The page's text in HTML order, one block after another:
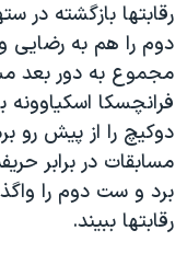
قانون شفافیت دارائی
اعتراضات مردمی آبان ۹۸
اسرائیل در جنگ
نرگس محمدی برنده
همایش محافظه‌کاران
صفحه‌های ویژه
رقابتها بازگشته
دوم را هم به رضایی
مجموع به دور بعد
فرانچسکا اسکیاوونه
دوکیچ را از پیش رو
مسابقات در برابر
برد و ست دوم را
رقابتها ببیند.